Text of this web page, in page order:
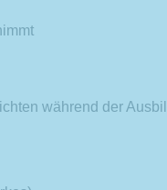
während der